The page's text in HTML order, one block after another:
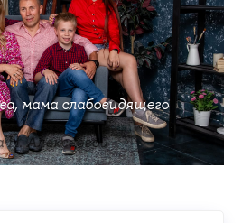
мама слабовидящего
Н. Алексеевой